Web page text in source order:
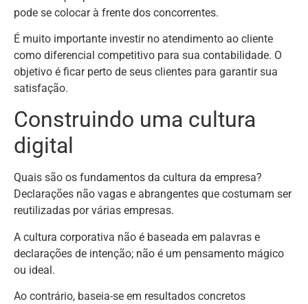
pode se colocar à frente dos concorrentes.
É muito importante investir no atendimento ao cliente
como diferencial competitivo para sua contabilidade. O
objetivo é ficar perto de seus clientes para garantir sua
satisfação.
Construindo uma cultura
digital
Quais são os fundamentos da cultura da empresa?
Declarações não vagas e abrangentes que costumam ser
reutilizadas por várias empresas.
A cultura corporativa não é baseada em palavras e
declarações de intenção; não é um pensamento mágico
ou ideal.
Ao contrário, baseia-se em resultados concretos